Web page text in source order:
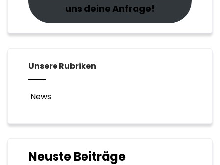
uns deine Anfrage!
Unsere Rubriken
News
Neuste Beiträge